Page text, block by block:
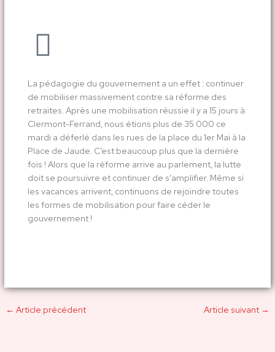
La pédagogie du gouvernement a un effet : continuer
de mobiliser massivement contre sa réforme des
retraites. Après une mobilisation réussie il y a 15 jours à
Clermont-Ferrand, nous étions plus de 35 000 ce
mardi a déferlé dans les rues de la place du 1er Mai à la
Place de Jaude. C’est beaucoup plus que la dernière
fois ! Alors que la réforme arrive au parlement, la lutte
doit se poursuivre et continuer de s’amplifier. Même si
les vacances arrivent, continuons de rejoindre toutes
les formes de mobilisation pour faire céder le
gouvernement !
← Article précédent Article suivant →